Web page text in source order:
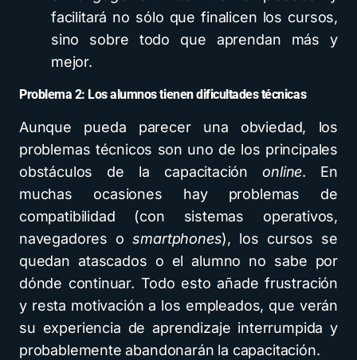
facilitará no sólo que finalicen los cursos,
sino sobre todo que aprendan más y
mejor.
Problema 2: Los alumnos tienen dificultades técnicas
Aunque pueda parecer una obviedad, los
problemas técnicos son uno de los principales
obstáculos de la capacitaciónonline. En
muchas ocasiones hay problemas de
compatibilidad (con sistemas operativos,
navegadores osmartphones), los cursos se
quedan atascados o el alumno no sabe por
dónde continuar. Todo esto añade frustración
y resta motivación a los empleados, que verán
su experiencia de aprendizaje interrumpida y
probablemente abandonarán la capacitación.